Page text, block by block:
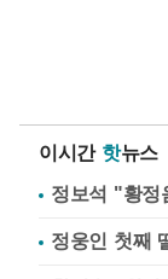
이시간 핫뉴스
정보석 "황
정웅인 첫째